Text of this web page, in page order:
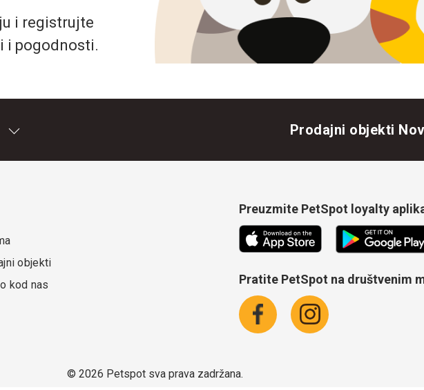
i registrujte
i pogodnosti.
Prodajni objekti
objekti
kod nas
Preuzmite PetSpot loyalty
Pratite PetSpot na društvenim
© 2026 Petspot sva prava zadržana.